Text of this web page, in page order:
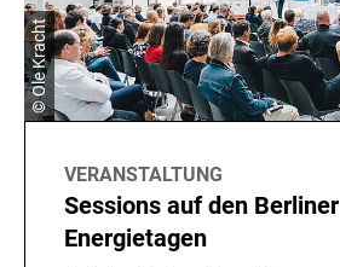
© Ole Kracht
VERANSTALTUNG
Sessions auf den Berliner
Energietagen